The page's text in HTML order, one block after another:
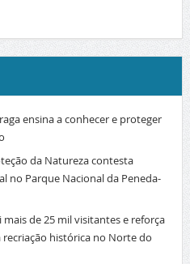
ensina a conhecer e proteger
da Natureza contesta
no Parque Nacional da Peneda-
mais de 25 mil visitantes e reforça
histórica no Norte do